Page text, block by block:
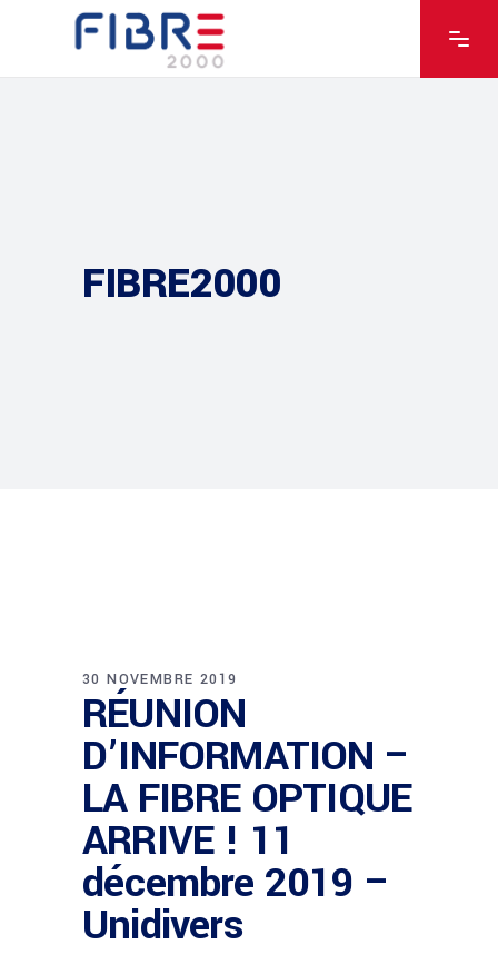
FIBRE2000
30 NOVEMBRE 2019
RÉUNION
D’INFORMATION –
LA FIBRE OPTIQUE
ARRIVE ! 11
décembre 2019 –
Unidivers